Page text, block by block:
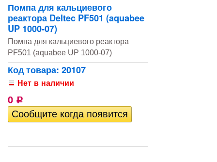
Помпа для кальциевого
реактора Deltec PF501 (aquabee
UP 1000-07)
Помпа для кальциевого реактора
PF501 (aquabee UP 1000-07)
Код товара: 20107
Нет в наличии
0 Р